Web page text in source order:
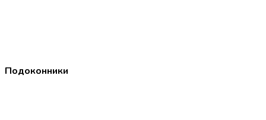
Подоконники